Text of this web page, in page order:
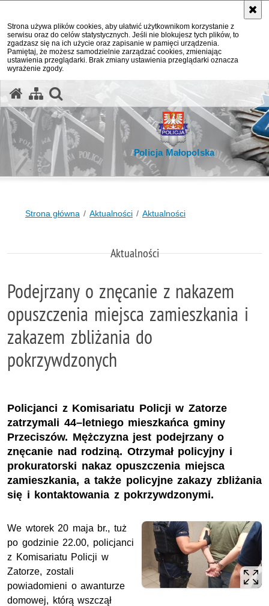
Strona używa plików cookies, aby ułatwić użytkownikom korzystanie z
serwisu oraz do celów statystycznych. Jeśli nie blokujesz tych plików, to
zgadzasz się na ich użycie oraz zapisanie w pamięci urządzenia.
Pamiętaj, że możesz samodzielnie zarządzać cookies, zmieniając
ustawienia przeglądarki. Brak zmiany ustawienia przeglądarki oznacza
wyrażenie zgody.
Policja Małopolska
Strona główna Aktualności Aktualności
Aktualności
Podejrzany o znęcanie z nakazem
opuszczenia miejsca zamieszkania i
zakazem zbliżania do
pokrzywdzonych
Policjanci z Komisariatu Policji w Zatorze
zatrzymali 44–letniego mieszkańca gminy
Przeciszów. Mężczyzna jest podejrzany o
znęcanie nad rodziną. Otrzymał policyjny i
prokuratorski nakaz opuszczenia miejsca
zamieszkania, a także policyjne zakazy zbliżania
się i kontaktowania z pokrzywdzonymi.
We wtorek 20 maja br., tuż
po godzinie 22.00, policjanci
z Komisariatu Policji w
Zatorze, zostali
powiadomieni o awanturze
domowej, którą wszczął